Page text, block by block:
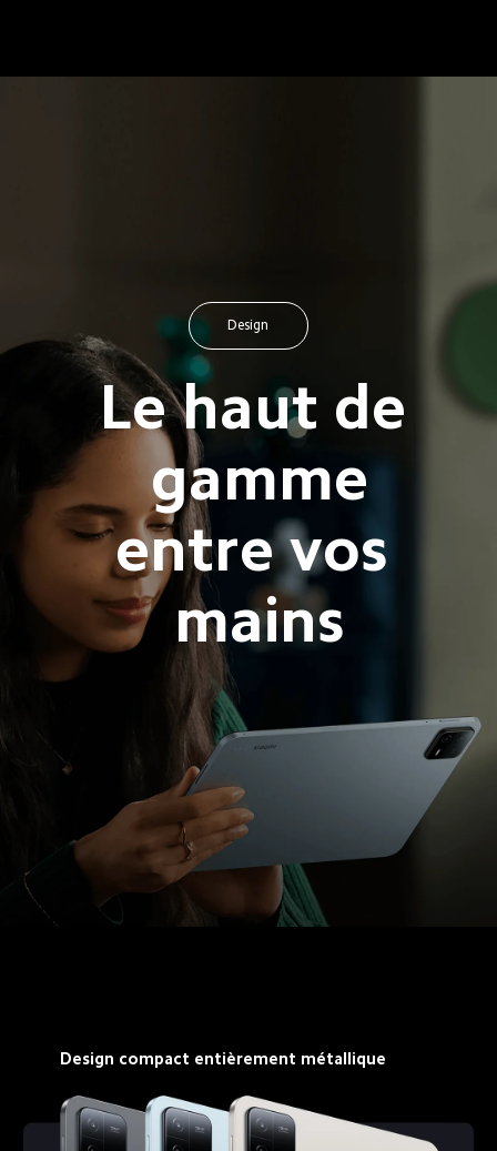
Design
Le haut de
gamme
entre vos
mains
Design compact entièrement métallique